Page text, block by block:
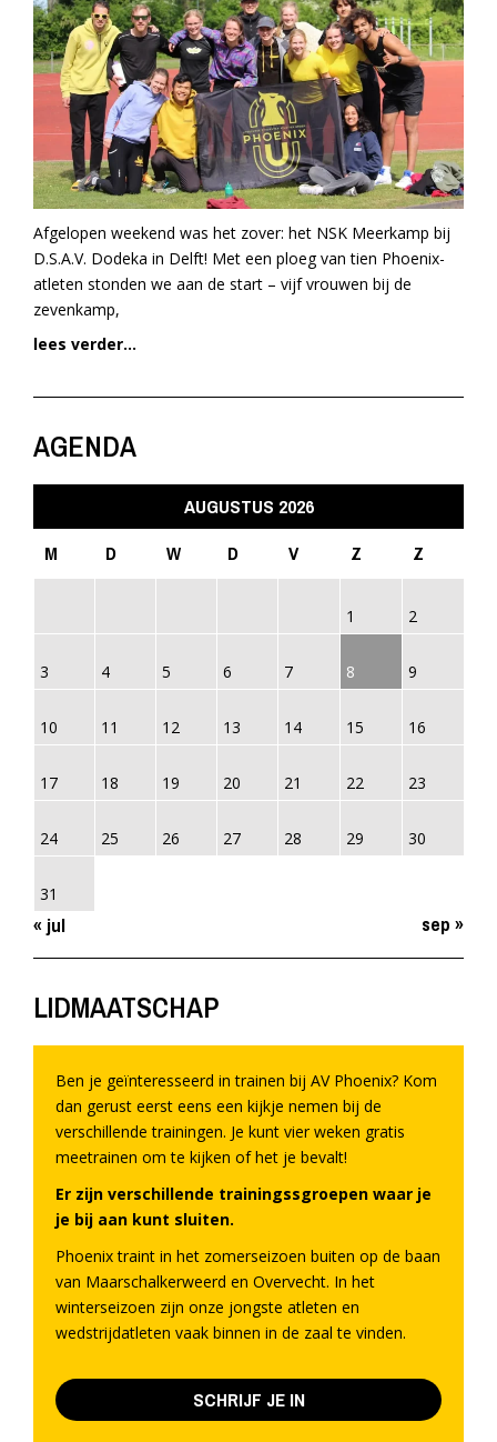
Afgelopen weekend was het zover: het NSK Meerkamp bij
D.S.A.V. Dodeka in Delft! Met een ploeg van tien Phoenix-
atleten stonden we aan de start – vijf vrouwen bij de
zevenkamp,
lees verder...
AGENDA
AUGUSTUS 2026
M
D W D V Z Z
1 2
3 4 5 6 7 8 9
10 11 12 13 14 15 16
17 18 19 20 21 22 23
24 25 26 27 28 29 30
31
« jul sep »
LIDMAATSCHAP
Ben je geïnteresseerd in trainen bij AV Phoenix? Kom
dan gerust eerst eens een kijkje nemen bij de
verschillende trainingen. Je kunt vier weken gratis
meetrainen om te kijken of het je bevalt!
Er zijn verschillende trainingssgroepen waar je
je bij aan kunt sluiten.
Phoenix traint in het zomerseizoen buiten op de baan
van Maarschalkerweerd en Overvecht. In het
winterseizoen zijn onze jongste atleten en
wedstrijdatleten vaak binnen in de zaal te vinden.
SCHRIJF JE IN